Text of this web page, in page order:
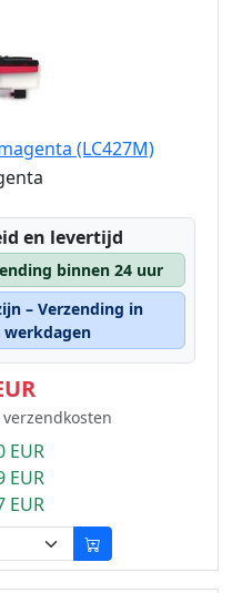
(LC427M)
en levertijd
binnen 24 uur
– Verzending in
werkdagen
EUR
EUR